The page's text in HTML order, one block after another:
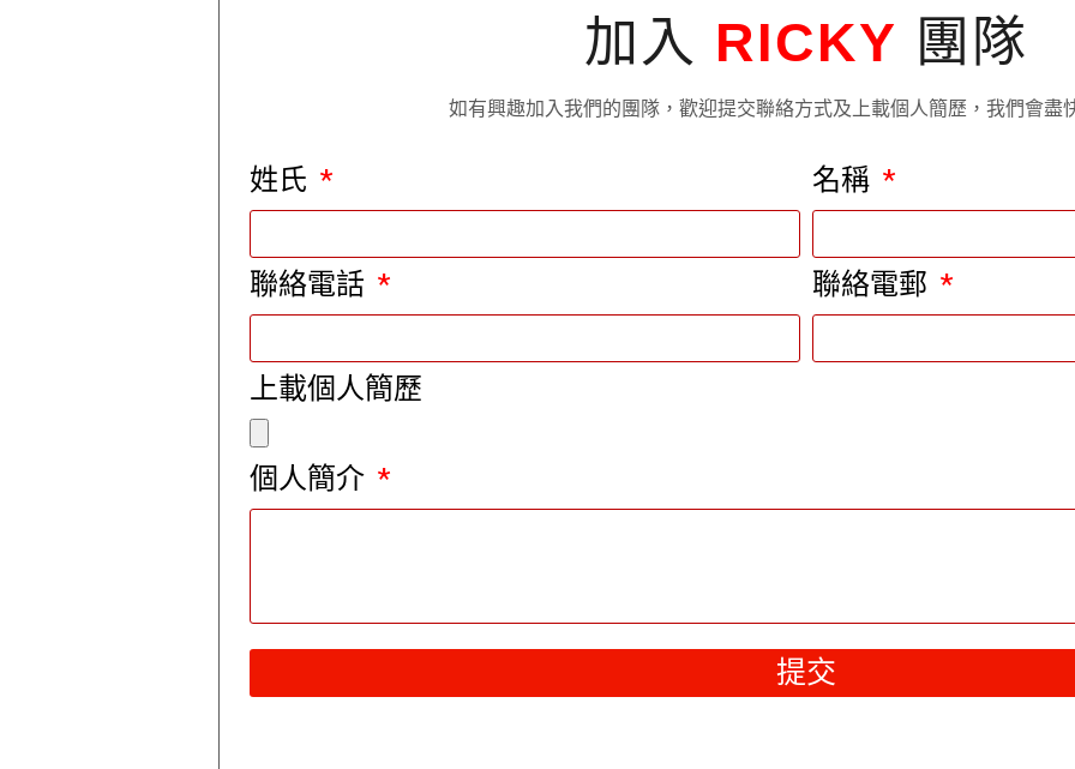
加入 RICKY 團隊
如有興趣加入我們的團隊，歡迎提交聯絡方式及上載個人簡歷，我們會盡
姓氏 名稱
聯絡電話 聯絡電郵
上載個人簡歷
個人簡介
提交